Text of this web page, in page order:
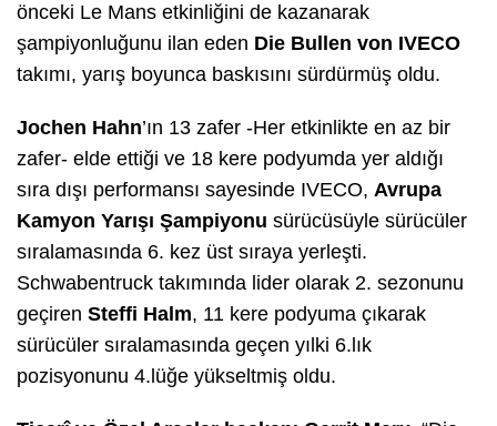
önceki Le Mans etkinliğini de kazanarak
şampiyonluğunu ilan eden Die Bullen von IVECO
takımı, yarış boyunca baskısını sürdürmüş oldu.
Jochen Hahn’ın 13 zafer -Her etkinlikte en az bir
zafer- elde ettiği ve 18 kere podyumda yer aldığı
sıra dışı performansı sayesinde IVECO, Avrupa
Kamyon Yarışı Şampiyonu sürücüsüyle sürücüler
sıralamasında 6. kez üst sıraya yerleşti.
Schwabentruck takımında lider olarak 2. sezonunu
geçiren Steffi Halm, 11 kere podyuma çıkarak
sürücüler sıralamasında geçen yılki 6.lık
pozisyonunu 4.lüğe yükseltmiş oldu.